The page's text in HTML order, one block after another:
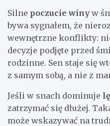
Silne poczucie winy w
bywa sygnałem, że
wewnętrzne konflikty:
decyzje podjęte przed
rodzinne. Sen staje się
z samym sobą, a nie z
Jeśli w snach dominuje
zatrzymać się dłużej.
może wskazywać na